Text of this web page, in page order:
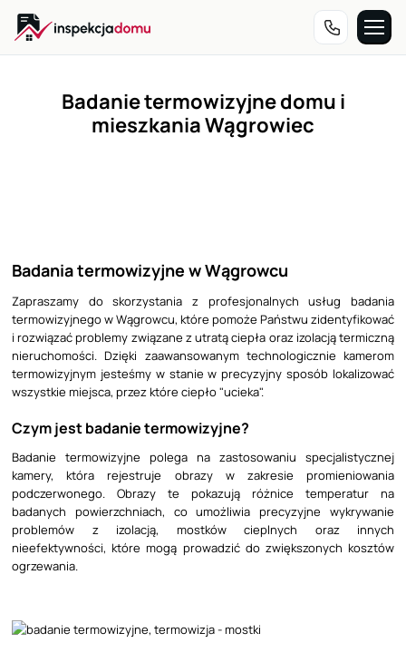
treści
Badanie termowizyjne domu i
mieszkania Wągrowiec
Badania termowizyjne w Wągrowcu
Zapraszamy do skorzystania z profesjonalnych usług badania
termowizyjnego w Wągrowcu, które pomoże Państwu zidentyfikować
i rozwiązać problemy związane z utratą ciepła oraz izolacją termiczną
nieruchomości. Dzięki zaawansowanym technologicznie kamerom
termowizyjnym jesteśmy w stanie w precyzyjny sposób lokalizować
wszystkie miejsca, przez które ciepło "ucieka".
Czym jest badanie termowizyjne?
Badanie termowizyjne polega na zastosowaniu specjalistycznej
kamery, która rejestruje obrazy w zakresie promieniowania
podczerwonego. Obrazy te pokazują różnice temperatur na
badanych powierzchniach, co umożliwia precyzyjne wykrywanie
problemów z izolacją, mostków cieplnych oraz innych
nieefektywności, które mogą prowadzić do zwiększonych kosztów
ogrzewania.